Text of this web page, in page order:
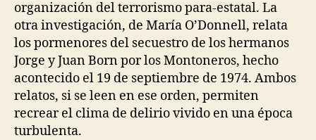
organización del terrorismo para-estatal. La
otra investigación, de María O’Donnell, relata
los pormenores del secuestro de los hermanos
Jorge y Juan Born por los Montoneros, hecho
acontecido el 19 de septiembre de 1974. Ambos
relatos, si se leen en ese orden, permiten
recrear el clima de delirio vivido en una época
turbulenta.